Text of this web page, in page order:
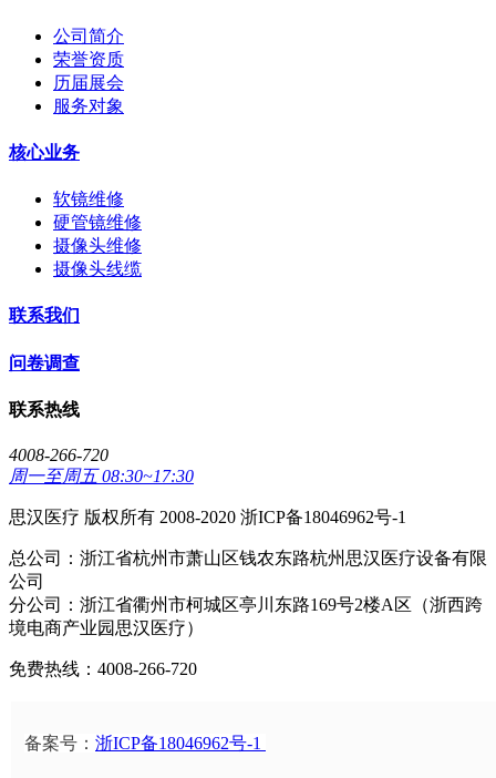
公司简介
荣誉资质
历届展会
服务对象
核心业务
软镜维修
硬管镜维修
摄像头维修
摄像头线缆
联系我们
问卷调查
联系热线
4008-266-720
周一至周五 08:30~17:30
思汉医疗 版权所有 2008-2020 浙ICP备18046962号-1
总公司：浙江省杭州市萧山区钱农东路杭州思汉医疗设备有限
公司
分公司：浙江省衢州市柯城区亭川东路169号2楼A区（浙西跨
境电商产业园思汉医疗）
免费热线：4008-266-720
备案号： 浙ICP备18046962号-1